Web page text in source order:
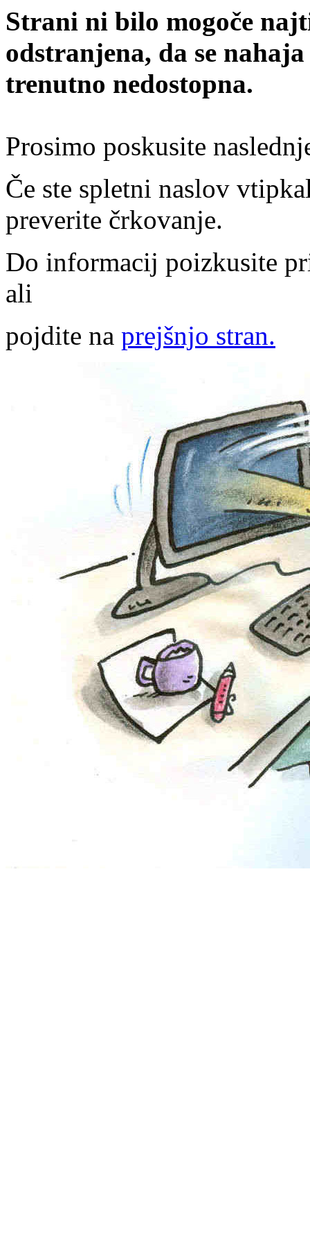
Strani ni bilo mogoče
odstranjena, da se
trenutno nedostopna.
Prosimo poskusite
Če ste spletni naslov
preverite črkovanje.
Do informacij poizkusite
ali
pojdite na prejšnjo stran.